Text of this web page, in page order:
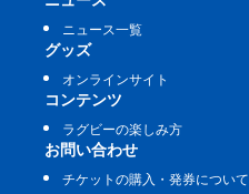
ニュース一覧
グッズ
オンラインサイト
コンテンツ
ラグビーの楽しみ方
お問い合わせ
チケットの購入・発券について